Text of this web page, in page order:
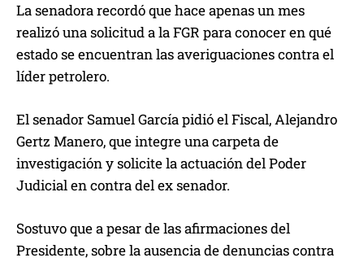
La senadora recordó que hace apenas un mes
realizó una solicitud a la FGR para conocer en qué
estado se encuentran las averiguaciones contra el
líder petrolero.
El senador Samuel García pidió el Fiscal, Alejandro
Gertz Manero, que integre una carpeta de
investigación y solicite la actuación del Poder
Judicial en contra del ex senador.
Sostuvo que a pesar de las afirmaciones del
Presidente, sobre la ausencia de denuncias contra